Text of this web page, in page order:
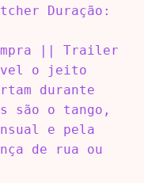
Duração:
|| Trailer
o jeito
durante
são o tango,
e pela
de rua ou